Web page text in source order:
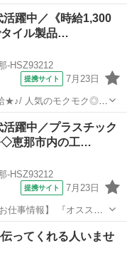
活躍中／《時給1,300
タイル製品…
-HSZ93212
提携サイト 7月23日
ッフ大募集♪ アットホー
《 作業内容のご紹介 》 ...
活躍中／プラスチック
◇恵那市内の工…
-HSZ93212
提携サイト 7月23日
部署によっては冷暖房
年始など大型連休あり
ってくれる人いませ